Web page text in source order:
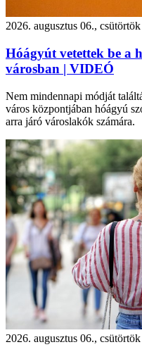
2026. augusztus 06., csütörtök
Hóágyút vetettek be a
városban | VIDEÓ
Nem mindennapi módját
város központjában hóágyú
arra járó városlakók számára.
2026. augusztus 06., csütörtök